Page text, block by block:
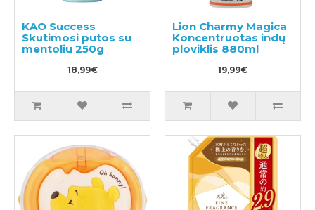
KAO Success
Skutimosi putos su
mentoliu 250g
18,99€
Lion Charmy Magica
Koncentruotas indų
ploviklis 880ml
19,99€